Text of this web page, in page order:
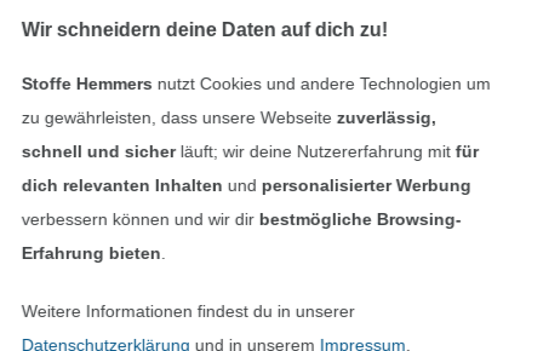
Finde mehr Inspiration
Nederlands
In den niederländischen
Français
In den
Wir schneidern deine Daten auf dich zu!
Stoffe Hemmers nutzt Cookies und andere Technologien um
zu gewährleisten, dass unsere Webseite zuverlässig,
schnell und sicherläuft; wir deine Nutzererfahrung mitfür
dich relevanten Inhalten und personalisierter Werbung
verbessern können und wir dir bestmögliche Browsing-
Erfahrung bieten
Weitere Informationen findest du in unserer
Datenschutzerklärung und in unserem Impressum